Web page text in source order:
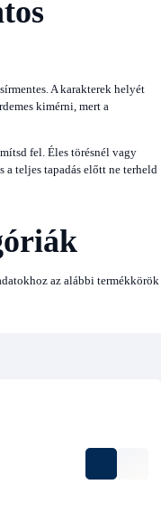
A karakterek helyét
kimérni, mert a
fel. Éles törésnél vagy
a teljes tapadás előtt ne terheld
az alábbi termékkörök